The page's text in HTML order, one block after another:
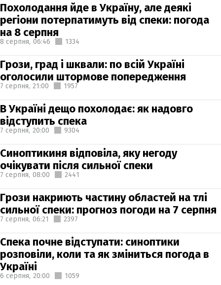
Похолодання йде в Україну, але деякі
регіони потерпатимуть від спеки: погода
на 8 серпня
8 серпня, 06:46 1334
Грози, град і шквали: по всій Україні
оголосили штормове попередження
7 серпня, 21:00 1957
В Україні дещо похолодає: як надовго
відступить спека
7 серпня, 20:00 9304
Синоптикиня відповіла, яку негоду
очікувати після сильної спеки
7 серпня, 08:00 2441
Грози накриють частину областей на тлі
сильної спеки: прогноз погоди на 7 серпня
7 серпня, 06:21 2397
Спека почне відступати: синоптики
розповіли, коли та як зміниться погода в
Україні
6 серпня, 20:00 1059